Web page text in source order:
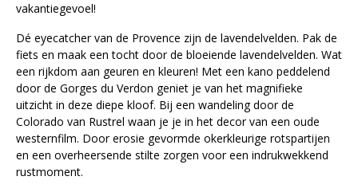
vakantiegevoel!
Dé eyecatcher van de Provence zijn de lavendelvelden. Pak de
fiets en maak een tocht door de bloeiende lavendelvelden. Wat
een rijkdom aan geuren en kleuren! Met een kano peddelend
door de Gorges du Verdon geniet je van het magnifieke
uitzicht in deze diepe kloof. Bij een wandeling door de
Colorado van Rustrel waan je je in het decor van een oude
westernfilm. Door erosie gevormde okerkleurige rotspartijen
en een overheersende stilte zorgen voor een indrukwekkend
rustmoment.